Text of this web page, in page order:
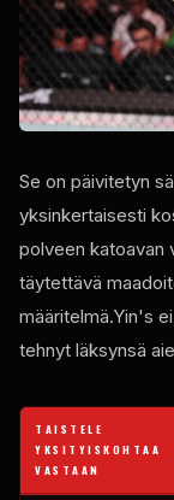
Se on päivitetyn
yksinkertaisesti
polveen katoavan
täytettävä
määritelmä.Yin's
tehnyt läksynsä
TAISTELE
YKSITYISKOHTAA
VASTAAN